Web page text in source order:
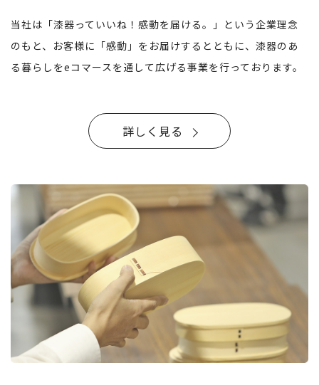
当社は「漆器っていいね！感動を届ける。」という企業理念
のもと、お客様に「感動」をお届けするとともに、漆器のあ
る暮らしをeコマースを通して広げる事業を行っております。
詳しく見る